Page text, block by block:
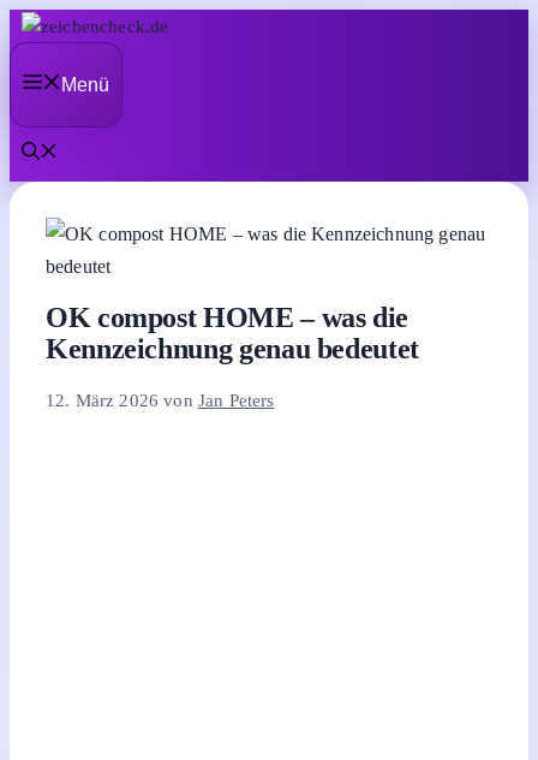
Zum
Inhalt
springenMenü
OK compost HOME – was die
Kennzeichnung genau bedeutet
12. März 2026 von Jan Peters